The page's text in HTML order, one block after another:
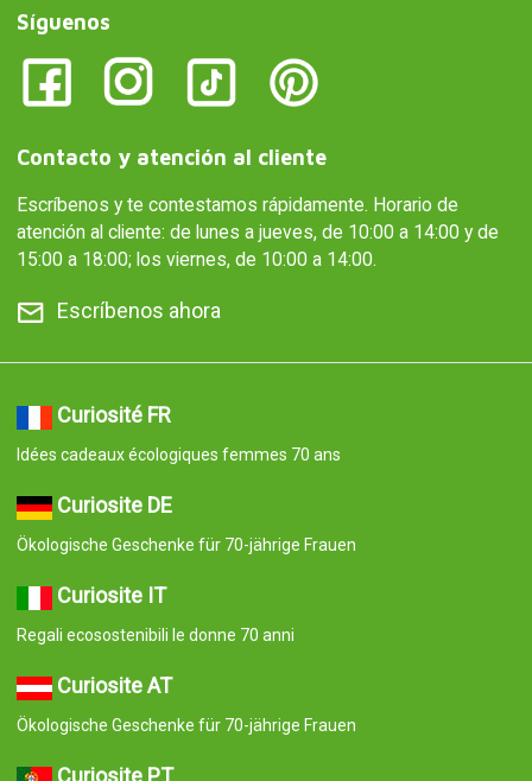
Síguenos
Contacto y atención al cliente
Escríbenos y te contestamos rápidamente. Horario de
atención al cliente: de lunes a jueves, de 10:00 a 14:00 y de
15:00 a 18:00; los viernes, de 10:00 a 14:00.
Escríbenos ahora
Curiosité FR
Idées cadeaux écologiques femmes 70 ans
Curiosite DE
Ökologische Geschenke für 70-jährige Frauen
Curiosite IT
Regali ecosostenibili le donne 70 anni
Curiosite AT
Ökologische Geschenke für 70-jährige Frauen
Curiosite PT